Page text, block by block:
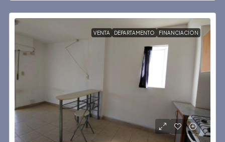
VENTA DEPARTAMENTO FINANCIACION